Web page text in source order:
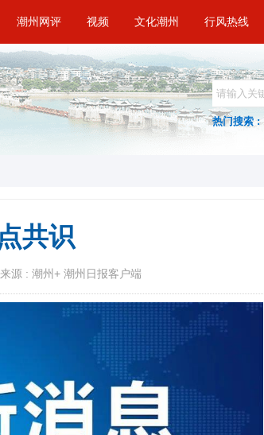
潮州网评 视频 文化潮州 行风热线
热门搜索 :
共识
源 : 潮州+ 潮州日报客户端